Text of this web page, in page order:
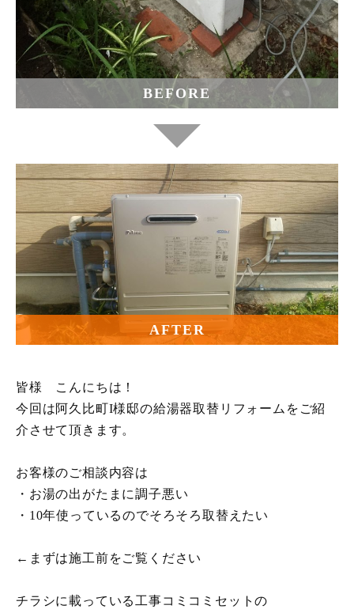
BEFORE
AFTER
皆様 こんにちは！
今回は阿久比町I様邸の給湯器取替リフォームをご紹
介させて頂きます。
お客様のご相談内容は
・お湯の出がたまに調子悪い
・10年使っているのでそろそろ取替えたい
←まずは施工前をご覧ください
チラシに載っている工事コミコミセットの